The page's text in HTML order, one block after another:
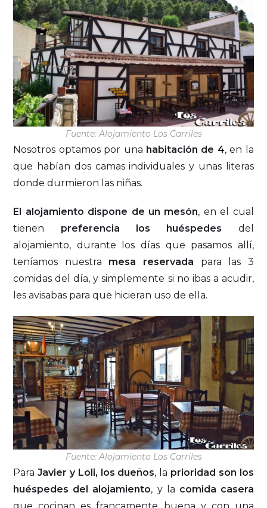
Fuente: Alojamiento Los Carriles
Nosotros optamos por una habitación de 4, en la
que habían dos camas individuales y unas literas
donde durmieron las niñas.
El alojamiento dispone de un mesón, en el cual
tienen preferencia los huéspedes del
alojamiento, durante los días que pasamos allí,
teníamos nuestra mesa reservada para las 3
comidas del día, y simplemente si no ibas a acudir,
les avisabas para que hicieran uso de ella.
Fuente: Alojamiento Los Carriles
ParaJavier y Loli, los dueños, la prioridad son los
huéspedes del alojamiento, y la comida casera